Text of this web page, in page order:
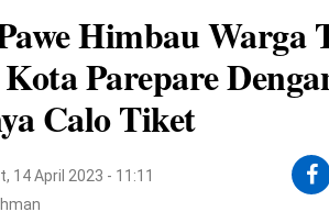
Himbau Warga
Parepare
Calo Tiket
14 April 2023 - 11:11